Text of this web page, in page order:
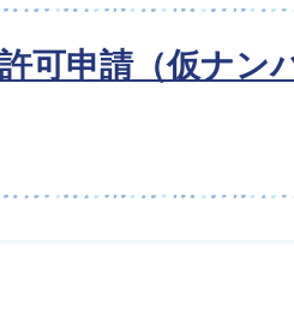
可申請（仮ナン